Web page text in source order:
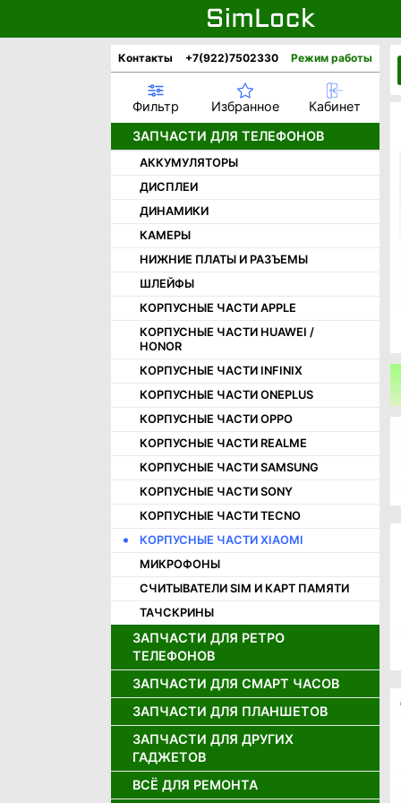
Контакты +7(922)7502330 Режим работы
Фильтр Избранное
Кабинет
ЗАПЧАСТИ ДЛЯ ТЕЛЕФОНОВ
АККУМУЛЯТОРЫ
ДИСПЛЕИ
ДИНАМИКИ
КАМЕРЫ
НИЖНИЕ ПЛАТЫ И РАЗЪЕМЫ
ШЛЕЙФЫ
КОРПУСНЫЕ ЧАСТИ APPLE
КОРПУСНЫЕ ЧАСТИ HUAWEI /
HONOR
КОРПУСНЫЕ ЧАСТИ INFINIX
КОРПУСНЫЕ ЧАСТИ ONEPLUS
КОРПУСНЫЕ ЧАСТИ OPPO
КОРПУСНЫЕ ЧАСТИ REALME
КОРПУСНЫЕ ЧАСТИ SAMSUNG
КОРПУСНЫЕ ЧАСТИ SONY
КОРПУСНЫЕ ЧАСТИ TECNO
КОРПУСНЫЕ ЧАСТИ XIAOMI
МИКРОФОНЫ
СЧИТЫВАТЕЛИ SIM И КАРТ ПАМЯТИ
ТАЧСКРИНЫ
ЗАПЧАСТИ ДЛЯ РЕТРО
ТЕЛЕФОНОВ
ДЖОЙСТИКИ ДЛЯ РЕТРО
ТЕЛЕФОНОВ
ДИНАМИКИ ДЛЯ РЕТРО
ТЕЛЕФОНОВ
ДИСПЛЕИ ДЛЯ РЕТРО ТЕЛЕФОНОВ
ЗАРЯДНЫЕ УСТРОЙСТВА
ЗАПЧАСТИ ДЛЯ СМАРТ ЧАСОВ
ДИСПЛЕИ ДЛЯ СМАРТ ЧАСОВ
АККУМУЛЯТОРЫ ДЛЯ СМАРТ
ЧАСОВ
ЗАПЧАСТИ ДЛЯ ПЛАНШЕТОВ
АККУМУЛЯТОРЫ ДЛЯ ПЛАНШЕТОВ
ДИСПЛЕИ И ТАЧСКРИНЫ ДЛЯ
ПЛАНШЕТОВ
ЗАПЧАСТИ ДЛЯ ДРУГИХ
ГАДЖЕТОВ
ЗАПЧАСТИ ДЛЯ ИГРОВЫХ
ПРИСТАВОК
ВСЁ ДЛЯ РЕМОНТА